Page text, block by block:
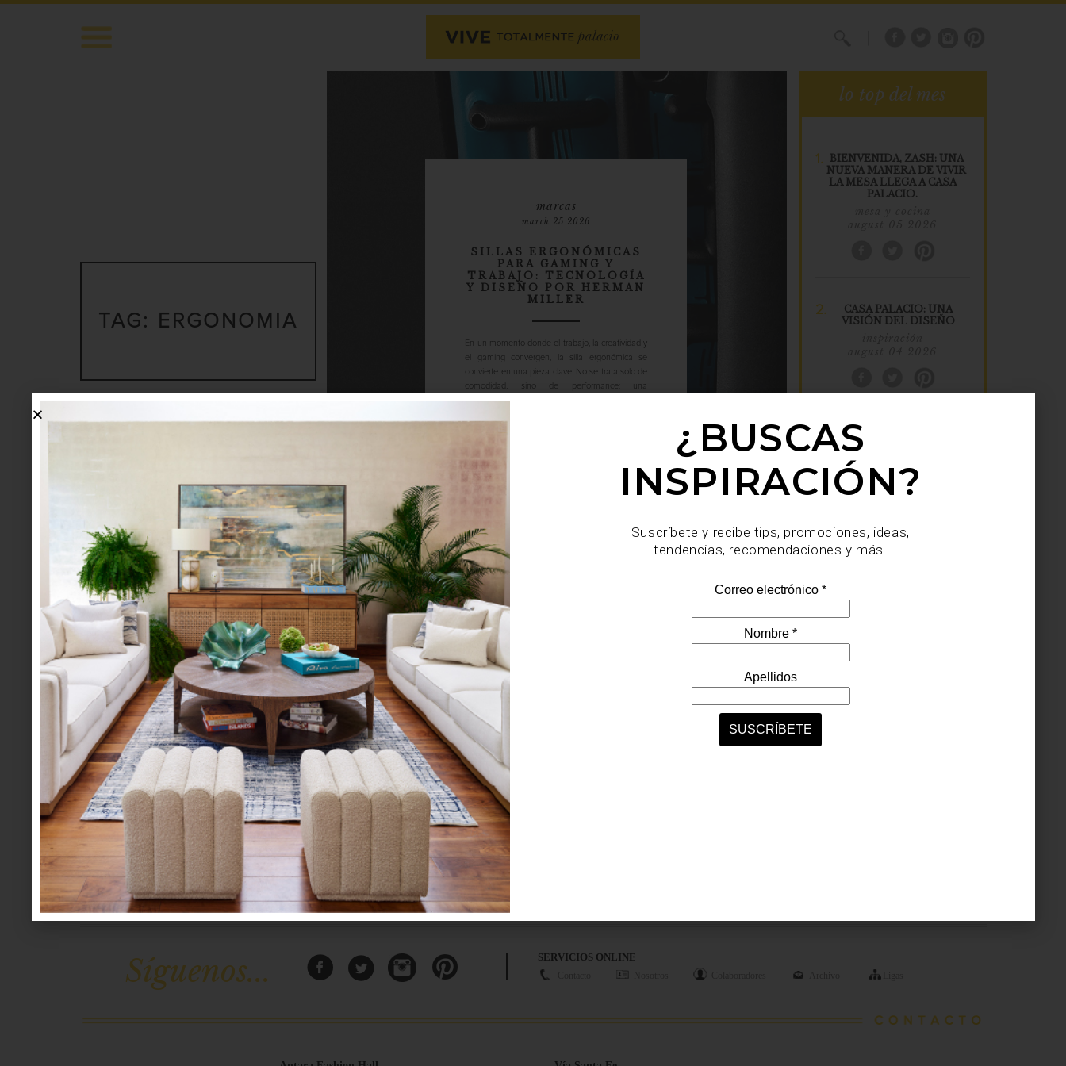
TAG: ERGONOMIA
marcas
march 25 2026
SILLAS ERGONÓMICAS
PARA GAMING Y
TRABAJO: TECNOLOGÍA
Y DISEÑO POR HERMAN
MILLER
En un momento donde el trabajo, la creatividad y
el gaming convergen, la silla ergonómica se
convierte en una pieza clave. No se trata solo de
comodidad, sino de performance: una
herramienta que influye directamente en la
lo top del mes
1.
BIENVENIDA, ZASH: UNA
NUEVA MANERA DE VIVIR
LA MESA LLEGA A CASA
PALACIO.
2.
CASA PALACIO: UNA
VISIÓN DEL DISEÑO
3. ZWILLING FRESH & SAVE:
CONSERVAR TAMBIÉN ES
inspiración
august 03 2026
¿BUSCAS MÁS
INSPIRACIÓN?
Suscríbete y recibe tips, promociones, ideas, tendencias,
recomendaciones y más.
Síguenos... SERVICIOS ONLINE
¿BUSCAS
INSPIRACIÓN?
Suscríbete y recibe tips, promociones, ideas,
tendencias, recomendaciones y más.